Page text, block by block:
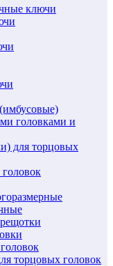
ключи
головками и
для торцовых
торцовых головок